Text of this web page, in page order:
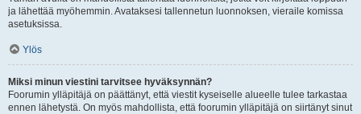
ja lähettää myöhemmin. Avataksesi tallennetun luonnoksen, vieraile komissa
asetuksissa.
Ylös
Miksi minun viestini tarvitsee hyväksynnän?
Foorumin ylläpitäjä on päättänyt, että viestit kyseiselle alueelle tulee tarkastaa
ennen lähetystä. On myös mahdollista, että foorumin ylläpitäjä on siirtänyt sinut